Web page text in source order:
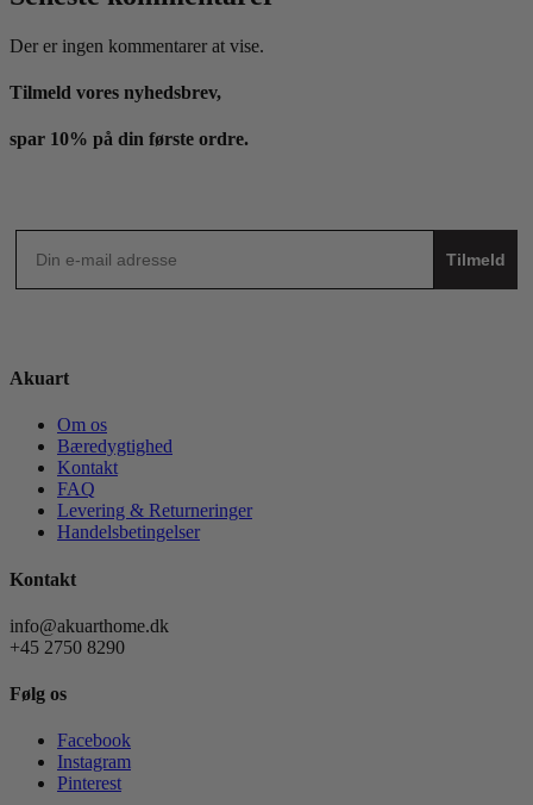
Der er ingen kommentarer at vise.
Tilmeld vores nyhedsbrev,
spar 10% på din første ordre.
Tilmeld
Akuart
Om os
Bæredygtighed
Kontakt
FAQ
Levering & Returneringer
Handelsbetingelser
Kontakt
info@akuarthome.dk
+45 2750 8290
Følg os
Facebook
Instagram
Pinterest